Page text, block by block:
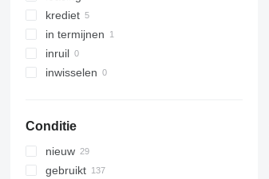
krediet
in termijnen
inruil
inwisselen
Conditie
nieuw
gebruikt